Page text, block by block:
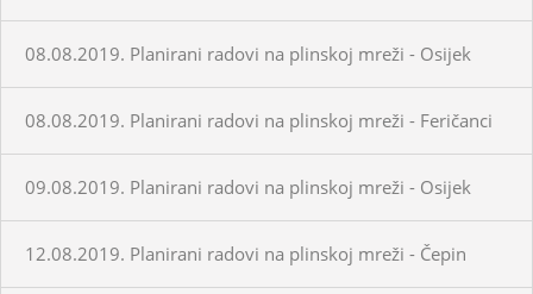
08.08.2019. Planirani radovi na plinskoj mreži - Osijek
08.08.2019. Planirani radovi na plinskoj mreži - Feričanci
09.08.2019. Planirani radovi na plinskoj mreži - Osijek
12.08.2019. Planirani radovi na plinskoj mreži - Čepin